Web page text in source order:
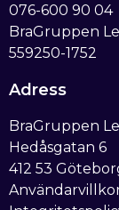
Adress
BraGruppen
Hedåsgatan 6
412 53
076-600 90 04
BraGruppen
559250-1752